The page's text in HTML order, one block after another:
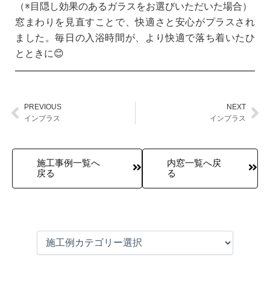
（※目隠し効果のあるガラスをお選びいただいた場合）
窓まわりを見直すことで、快適さと安心がプラスされ
ました。毎日の入浴時間が、より快適で落ち着いたひ
とときに😊
PrevPREVIOUS
インプラス
NEXT
インプラス
施工事例一覧へ
戻る
内窓一覧へ戻
る